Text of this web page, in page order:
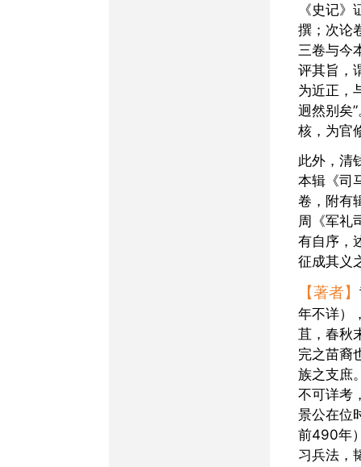
《史记
撰；次论
三卷与今
评其旨，
为近正，
迥然别矣
核，为官
此外，清钱熙祚《指海》
本辑《司
卷，附有
周《军礼
有自序，
征成其义
【著者】
年不详）
苴，春秋
完之苗裔
族之支庶
不可详考
景公在位
前490年
习兵法，